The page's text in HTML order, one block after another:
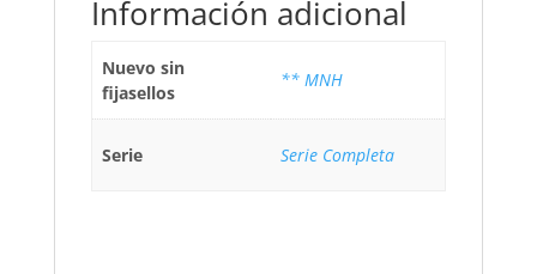
Información adicional
Nuevo sin
fijasellos
** MNH
Serie Serie Completa